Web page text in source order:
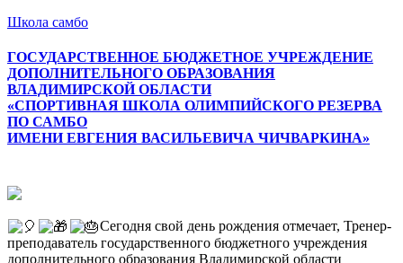
Школа самбо
ГОСУДАРСТВЕННОЕ БЮДЖЕТНОЕ УЧРЕЖДЕНИЕ
ДОПОЛНИТЕЛЬНОГО ОБРАЗОВАНИЯ
ВЛАДИМИРСКОЙ ОБЛАСТИ
«СПОРТИВНАЯ ШКОЛА ОЛИМПИЙСКОГО РЕЗЕРВА
ПО САМБО
ИМЕНИ ЕВГЕНИЯ ВАСИЛЬЕВИЧА ЧИЧВАРКИНА»
Сегодня свой день рождения отмечает, Тренер-
преподаватель государственного бюджетного учреждения
дополнительного образования Владимирской области